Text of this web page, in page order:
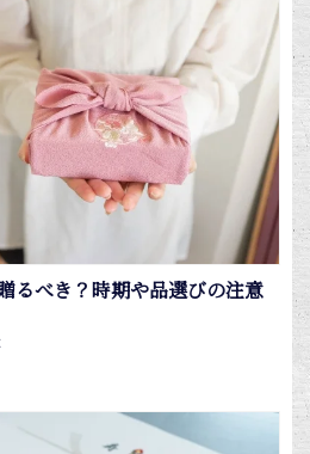
るべき？時期や品選びの注意